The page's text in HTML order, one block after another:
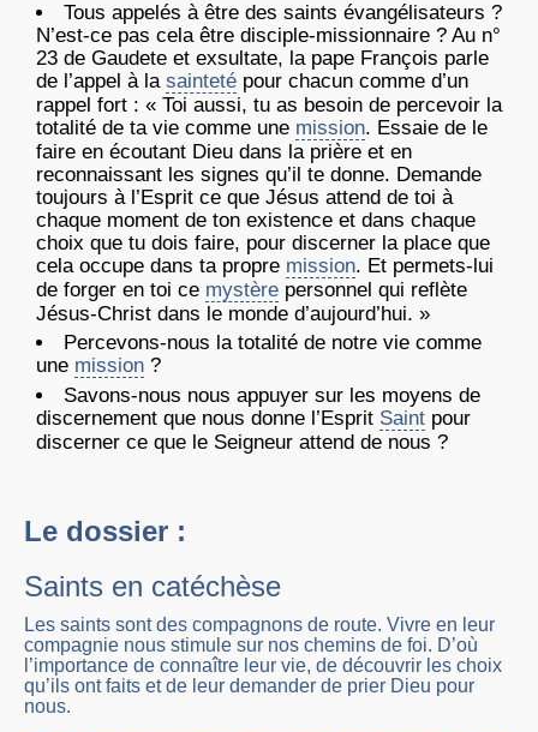
Tous appelés à être des saints évangélisateurs ?
N’est-ce pas cela être disciple-missionnaire ? Au n°
23 de Gaudete et exsultate, la pape François parle
de l’appel à la sainteté pour chacun comme d’un
rappel fort : « Toi aussi, tu as besoin de percevoir la
totalité de ta vie comme une mission. Essaie de le
faire en écoutant Dieu dans la prière et en
reconnaissant les signes qu’il te donne. Demande
toujours à l’Esprit ce que Jésus attend de toi à
chaque moment de ton existence et dans chaque
choix que tu dois faire, pour discerner la place que
cela occupe dans ta propre mission. Et permets-lui
de forger en toi ce mystère personnel qui reflète
Jésus-Christ dans le monde d’aujourd’hui. »
Percevons-nous la totalité de notre vie comme
une mission ?
Savons-nous nous appuyer sur les moyens de
discernement que nous donne l’Esprit Saint pour
discerner ce que le Seigneur attend de nous ?
Le dossier :
Saints en catéchèse
Les saints sont des compagnons de route. Vivre en leur
compagnie nous stimule sur nos chemins de foi. D’où
l’importance de connaître leur vie, de découvrir les choix
qu’ils ont faits et de leur demander de prier Dieu pour
nous.